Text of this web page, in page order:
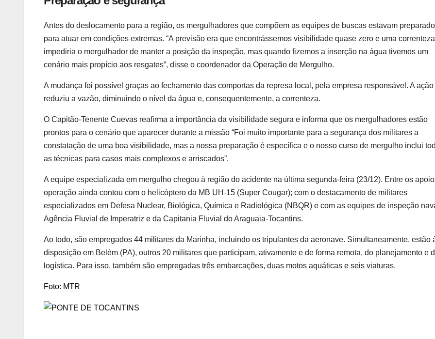
Antes do deslocamento para a região, os mergulhadores que compõem as equipes de buscas estavam
para atuar em condições extremas. “A previsão era que encontrássemos visibilidade quase zero e uma
impediria o mergulhador de manter a posição da inspeção, mas quando fizemos a inserção na água tivemos um
cenário mais propício aos resgates”, disse o coordenador da Operação de Mergulho.
A mudança foi possível graças ao fechamento das comportas da represa local, pela empresa responsável. A ação
reduziu a vazão, diminuindo o nível da água e, consequentemente, a correnteza.
O Capitão-Tenente Cuevas reafirma a importância da visibilidade segura e informa que os mergulhadores estão
prontos para o cenário que aparecer durante a missão “Foi muito importante para a segurança dos militares a
constatação de uma boa visibilidade, mas a nossa preparação é específica e o nosso curso de mergulho inclui
as técnicas para casos mais complexos e arriscados”.
A equipe especializada em mergulho chegou à região do acidente na última segunda-feira (23/12). Entre os
operação ainda contou com o helicóptero da MB UH-15 (Super Cougar); com o destacamento de militares
especializados em Defesa Nuclear, Biológica, Química e Radiológica (NBQR) e com as equipes de inspeção
Agência Fluvial de Imperatriz e da Capitania Fluvial do Araguaia-Tocantins.
Ao todo, são empregados 44 militares da Marinha, incluindo os tripulantes da aeronave. Simultaneamente, estão
disposição em Belém (PA), outros 20 militares que participam, ativamente e de forma remota, do planejamento e
logística. Para isso, também são empregadas três embarcações, duas motos aquáticas e seis viaturas.
Foto: MTR